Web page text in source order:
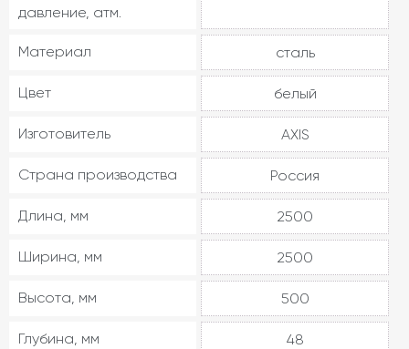
давление, атм.
Материал сталь
Цвет белый
Изготовитель AXIS
Страна производства Россия
Длина, мм 2500
Ширина, мм 2500
Высота, мм 500
Глубина, мм 48